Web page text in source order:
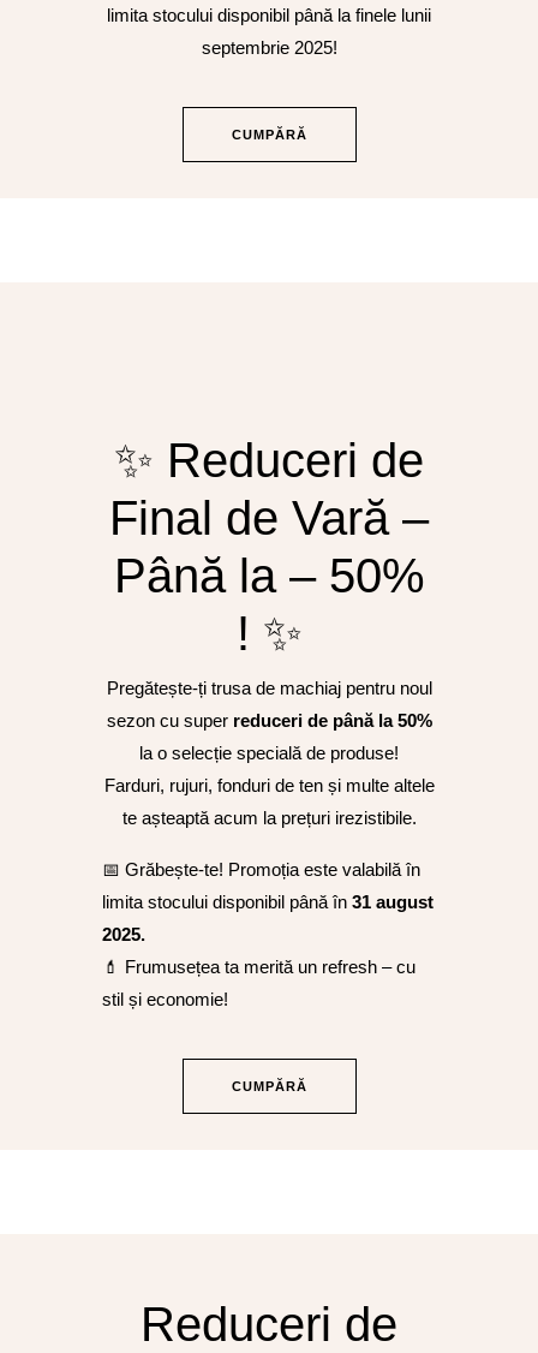
limita stocului disponibil până la finele lunii
septembrie 2025!
CUMPĂRĂ
✨ Reduceri de
Final de Vară –
Până la – 50%
! ✨
Pregătește-ți trusa de machiaj pentru noul
sezon cu super reduceri de până la 50%
la o selecție specială de produse!
Farduri, rujuri, fonduri de ten și multe altele
te așteaptă acum la prețuri irezistibile.
📅 Grăbește-te! Promoția este valabilă în
limita stocului disponibil până în 31 august
2025.
💄 Frumusețea ta merită un refresh – cu
stil și economie!
CUMPĂRĂ
Reduceri de